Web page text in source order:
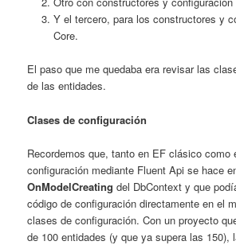
Y el tercero, para los constructores y
Core.
El paso que me quedaba era revisar las
de las entidades.
Clases de configuración
Recordemos que, tanto en EF clásico como
configuración mediante Fluent Api se hace
OnModelCreating del DbContext y que
código de configuración directamente en el
clases de configuración. Con un proyecto
de 100 entidades (y que ya supera las 150),